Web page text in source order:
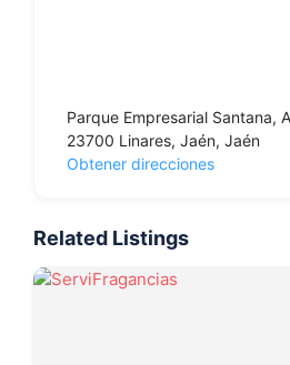
Parque Empresarial Santana,
23700 Linares, Jaén, Jaén
Obtener direcciones
Related Listings